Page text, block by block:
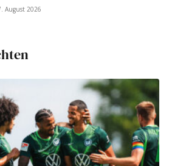
August 2026